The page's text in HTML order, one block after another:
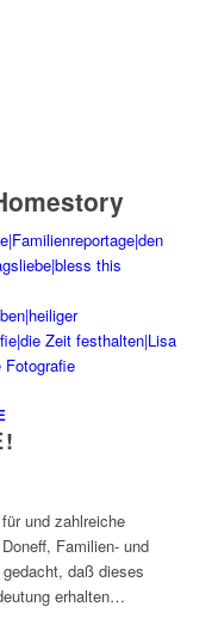
und zahlreiche
Familien- und
daß dieses
erhalten…